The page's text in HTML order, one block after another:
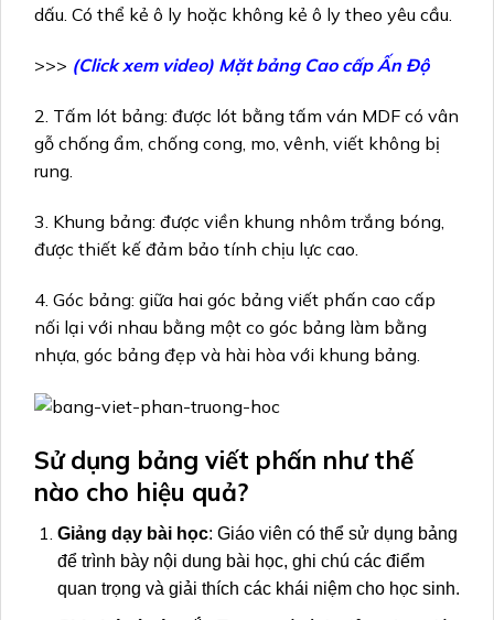
dấu. Có thể kẻ ô ly hoặc không kẻ ô ly theo yêu cầu.
>>> (Click xem video) Mặt bảng Cao cấp Ấn Độ
2. Tấm lót bảng: được lót bằng tấm ván MDF có vân
gỗ chống ẩm, chống cong, mo, vênh, viết không bị
rung.
3. Khung bảng: được viền khung nhôm trắng bóng,
được thiết kế đảm bảo tính chịu lực cao.
4. Góc bảng: giữa hai góc bảng viết phấn cao cấp
nối lại với nhau bằng một co góc bảng làm bằng
nhựa, góc bảng đẹp và hài hòa với khung bảng.
Sử dụng bảng viết phấn như thế
nào cho hiệu quả?
Giảng dạy bài học: Giáo viên có thể sử dụng bảng
để trình bày nội dung bài học, ghi chú các điểm
quan trọng và giải thích các khái niệm cho học sinh.